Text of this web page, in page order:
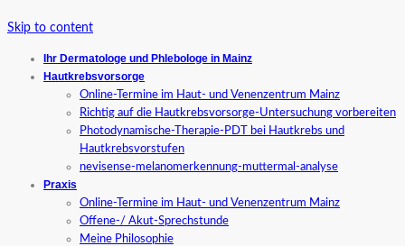
Skip to content
Ihr Dermatologe und Phlebologe in Mainz
Hautkrebsvorsorge
Online-Termine im Haut- und Venenzentrum Mainz
Richtig auf die Hautkrebsvorsorge-Untersuchung vorbereiten
Photodynamische-Therapie-PDT bei Hautkrebs und
Hautkrebsvorstufen
nevisense-melanomerkennung-muttermal-analyse
Praxis
Online-Termine im Haut- und Venenzentrum Mainz
Offene-/ Akut-Sprechstunde
Meine Philosophie